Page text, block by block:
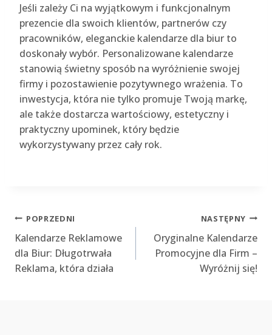
Jeśli zależy Ci na wyjątkowym i funkcjonalnym
prezencie dla swoich klientów, partnerów czy
pracowników, eleganckie kalendarze dla biur to
doskonały wybór. Personalizowane kalendarze
stanowią świetny sposób na wyróżnienie swojej
firmy i pozostawienie pozytywnego wrażenia. To
inwestycja, która nie tylko promuje Twoją markę,
ale także dostarcza wartościowy, estetyczny i
praktyczny upominek, który będzie
wykorzystywany przez cały rok.
Nawigacja
wpisu
POPRZEDNI
Kalendarze Reklamowe
dla Biur: Długotrwała
Reklama, która działa
NASTĘPNY
Oryginalne Kalendarze
Promocyjne dla Firm –
Wyróżnij się!